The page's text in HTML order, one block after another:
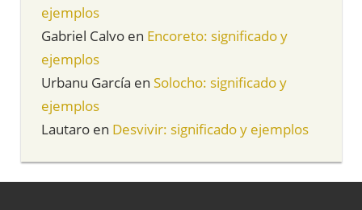
ejemplos
Gabriel Calvo en Encoreto: significado y
ejemplos
Urbanu García en Solocho: significado y
ejemplos
Lautaro en Desvivir: significado y ejemplos